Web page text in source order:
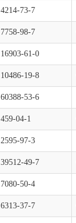
4214-73-7
7758-98-7
16903-61-0
10486-19-8
60388-53-6
459-04-1
2595-97-3
39512-49-7
7080-50-4
6313-37-7